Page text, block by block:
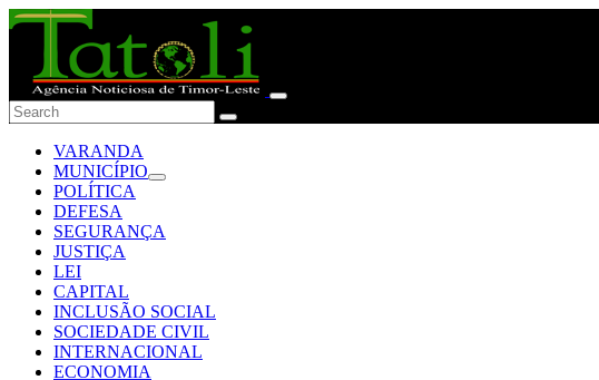
VARANDA
MUNICÍPIO
POLÍTICA
DEFESA
SEGURANÇA
JUSTIÇA
LEI
CAPITAL
INCLUSÃO SOCIAL
SOCIEDADE CIVIL
INTERNACIONAL
ECONOMIA